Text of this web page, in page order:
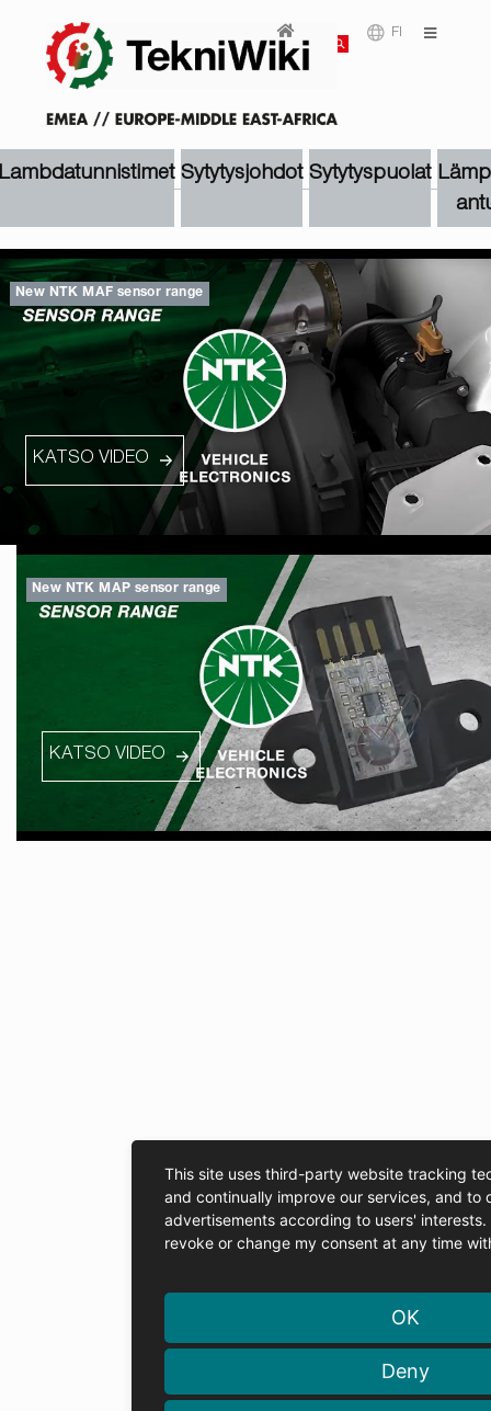
FI
Sytytysjohdot Sytytyspuolat
New NTK MAF sensor range
KATSO VIDEO
New NTK MAP sensor range
KATSO VIDEO
This site uses third-party website tracking
and continually improve our services, and to
advertisements according to users'
revoke or change my consent at any time
OK
Deny